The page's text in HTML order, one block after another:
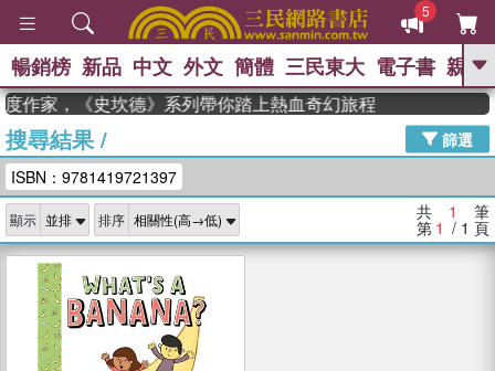
5
GO
The Odyssey 、
父親節 、 如果歷史是一群喵 、 暑期
念華 、 台灣的李登輝時代 、 數學女
孩：黎曼猜想
偉大的迷走神經
暢銷榜 新品 中文 外文 簡體 三民東大 電子書 親子
作家，《史坎德》系列帶你踏上熱血奇幻旅程
搜尋結果/
篩選
ISBN：9781419721397
顯示 排序 共 1 筆
第 1 / 1 頁